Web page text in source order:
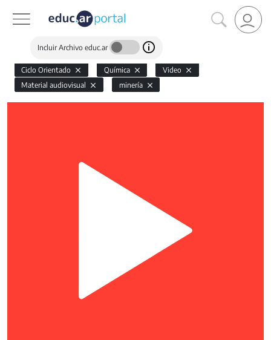
Incluir Archivo educ.ar
Ciclo Orientado Química
Video
Material audiovisual
minería